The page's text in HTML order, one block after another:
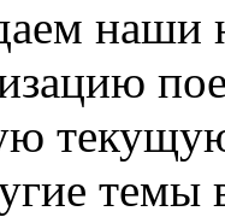
наши
темы